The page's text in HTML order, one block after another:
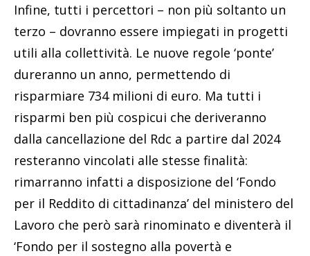
Infine, tutti i percettori – non più soltanto un
terzo – dovranno essere impiegati in progetti
utili alla collettività. Le nuove regole ‘ponte’
dureranno un anno, permettendo di
risparmiare 734 milioni di euro. Ma tutti i
risparmi ben più cospicui che deriveranno
dalla cancellazione del Rdc a partire dal 2024
resteranno vincolati alle stesse finalità:
rimarranno infatti a disposizione del ‘Fondo
per il Reddito di cittadinanza’ del ministero del
Lavoro che però sarà rinominato e diventerà il
‘Fondo per il sostegno alla povertà e